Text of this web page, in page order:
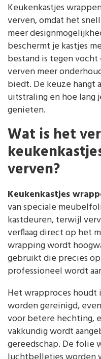
Keukenkastjes
verven, omdat het
meer
beschermt je kastjes
bestand is tegen
verven meer
biedt. De keuze hangt
uitstraling en hoe lang
genieten.
Wat is het
verven?
Keukenkastjes
van speciale
kastdeuren, terwijl
verflaag direct op het
wrapping wordt
gebruikt die precies
professioneel wordt
Het wrapproces houdt
worden gereinigd,
voor betere hechting,
vakkundig wordt
gereedschap. De folie